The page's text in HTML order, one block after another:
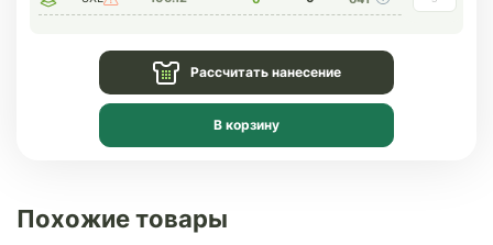
Рассчитать нанесение
В корзину
Похожие товары